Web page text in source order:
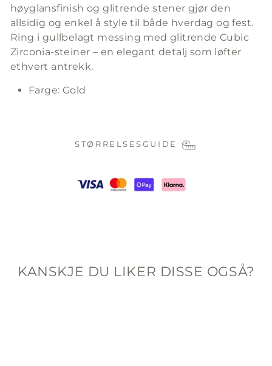
høyglansfinish og glitrende stener gjør den
allsidig og enkel å style til både hverdag og fest.
Ring i gullbelagt messing med glitrende Cubic
Zirconia-steiner – en elegant detalj som løfter
ethvert antrekk.
Farge: Gold
STØRRELSESGUIDE
KANSKJE DU LIKER DISSE OGSÅ?